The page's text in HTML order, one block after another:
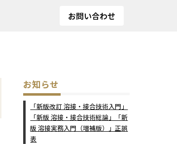
お問い合わせ
お知らせ
「新版改訂 溶接・接合技術入門」
「新版 溶接・接合技術総論」「新
版 溶接実務入門（増補版）」正誤
表